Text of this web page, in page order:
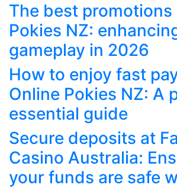
The best promotions
Pokies NZ:
gameplay in 2026
How to enjoy fast
Online Pokies NZ: A
essential guide
Secure deposits at
Casino Australia:
your funds are safe